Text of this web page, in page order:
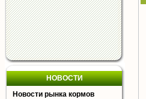
НОВОСТИ
Новости рынка кормов